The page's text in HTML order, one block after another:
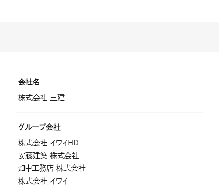
会社名
株式会社 三建
グループ会社
株式会社 イワイHD
安藤建築 株式会社
畑中工務店 株式会社
株式会社 イワイ